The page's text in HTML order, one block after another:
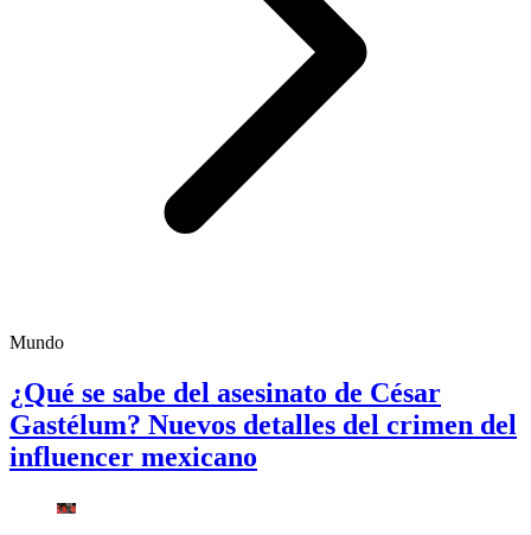
Mundo
¿Qué se sabe del asesinato de César
Gastélum? Nuevos detalles del crimen del
influencer mexicano